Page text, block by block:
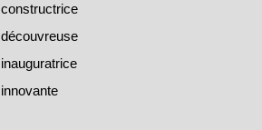
constructrice
découvreuse
inauguratrice
innovante